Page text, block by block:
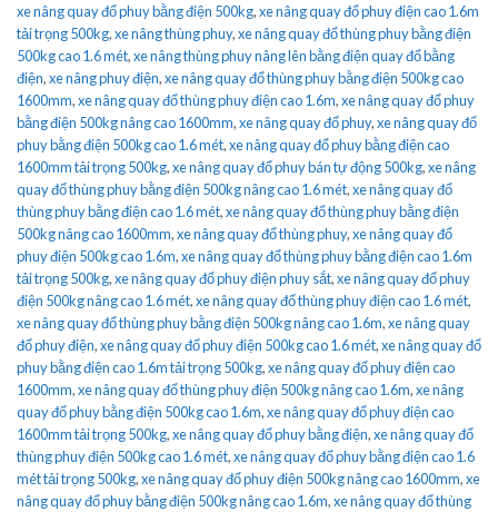
xe nâng quay đổ phuy bằng điện 500kg,xe nâng quay đổ phuy điện cao 1.6m
tải trọng 500kg,xe nâng thùng phuy,xe nâng quay đổ thùng phuy bằng điện
500kg cao 1.6 mét,xe nâng thùng phuy nâng lên bằng điện quay đổ bằng
điện,xe nâng phuy điện,xe nâng quay đổ thùng phuy bằng điện 500kg cao
1600mm,xe nâng quay đổ thùng phuy điện cao 1.6m,xe nâng quay đổ phuy
bằng điện 500kg nâng cao 1600mm,xe nâng quay đổ phuy,xe nâng quay đổ
phuy bằng điện 500kg cao 1.6 mét,xe nâng quay đổ phuy bằng điện cao
1600mm tải trọng 500kg,xe nâng quay đổ phuy bán tự động 500kg,xe nâng
quay đổ thùng phuy bằng điện 500kg nâng cao 1.6 mét,xe nâng quay đổ
thùng phuy bằng điện cao 1.6 mét,xe nâng quay đổ thùng phuy bằng điện
500kg nâng cao 1600mm,xe nâng quay đổ thùng phuy,xe nâng quay đổ
phuy điện 500kg cao 1.6m,xe nâng quay đổ thùng phuy bằng điện cao 1.6m
tải trọng 500kg,xe nâng quay đổ phuy điện phuy sắt,xe nâng quay đổ phuy
điện 500kg nâng cao 1.6 mét,xe nâng quay đổ thùng phuy điện cao 1.6 mét,
xe nâng quay đổ thùng phuy bằng điện 500kg nâng cao 1.6m,xe nâng quay
đổ phuy điện,xe nâng quay đổ phuy điện 500kg cao 1.6 mét,xe nâng quay đổ
phuy bằng điện cao 1.6m tải trọng 500kg,xe nâng quay đổ phuy điện cao
1600mm,xe nâng quay đổ thùng phuy điện 500kg nâng cao 1.6m,xe nâng
quay đổ phuy bằng điện 500kg cao 1.6m,xe nâng quay đổ phuy điện cao
1600mm tải trọng 500kg,xe nâng quay đổ phuy bằng điện,xe nâng quay đổ
thùng phuy điện 500kg cao 1.6 mét,xe nâng quay đổ phuy bằng điện cao 1.6
mét tải trọng 500kg,xe nâng quay đổ phuy điện 500kg nâng cao 1600mm,xe
nâng quay đổ phuy bằng điện 500kg nâng cao 1.6m,xe nâng quay đổ thùng